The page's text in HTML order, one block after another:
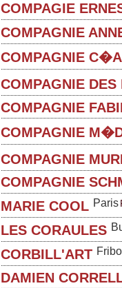
COMPAGIE
COMPAGNIE
COMPAGNIE
COMPAGNIE DES
COMPAGNIE
COMPAGNIE
COMPAGNIE
COMPAGNIE
MARIE COOL Paris
LES CORAULES
CORBILL'ART
DAMIEN